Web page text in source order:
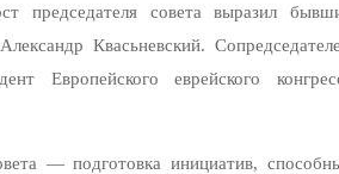
председателя совета выразил
Квасьневский.
Европейского еврейского
— подготовка инициатив,